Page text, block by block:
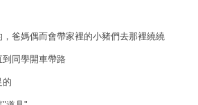
爸媽偶而會帶家裡的小豬們去那裡繞繞
同學開車帶路
的